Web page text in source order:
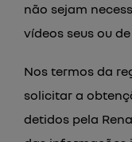
não sejam
vídeos seus ou
Nos termos da
solicitar a
detidos pela